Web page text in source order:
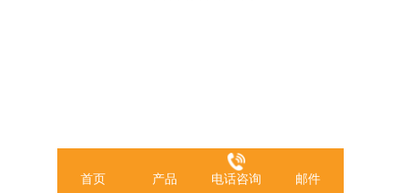
首页 产品 电话咨询 邮件